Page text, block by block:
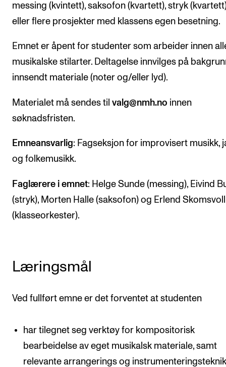
Nettverk
IN.TUNE
AKTUELT
Arrangementer og konserter
Nyheter og historier
Ledige stillinger
Kontakt oss
Finn ansatte
messing (kvintett), saksofon (kvartett), stryk
eller flere prosjekter med klassens egen besetning.
Emnet er åpent for studenter som arbeider innen
musikalske stilarter. Deltagelse innvilges på
innsendt materiale (noter og/eller lyd).
Materialet må sendes til valg@nmh.no innen
søknadsfristen.
Emneansvarlig: Fagseksjon for improvisert musikk,
og folkemusikk.
Faglærere i emnet: Helge Sunde (messing), Eivind
(stryk), Morten Halle (saksofon) og Erlend Skomsvoll
(klasseorkester).
Læringsmål
Ved fullført emne er det forventet at studenten
har tilegnet seg verktøy for kompositorisk
bearbeidelse av eget musikalsk materiale, samt
relevante arrangerings og